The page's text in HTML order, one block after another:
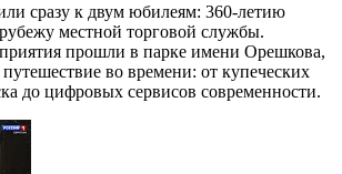
сразу к двум юбилеям: 360-летию
местной торговой службы.
прошли в парке имени Орешкова,
путешествие во времени: от купеческих
до цифровых сервисов современности.